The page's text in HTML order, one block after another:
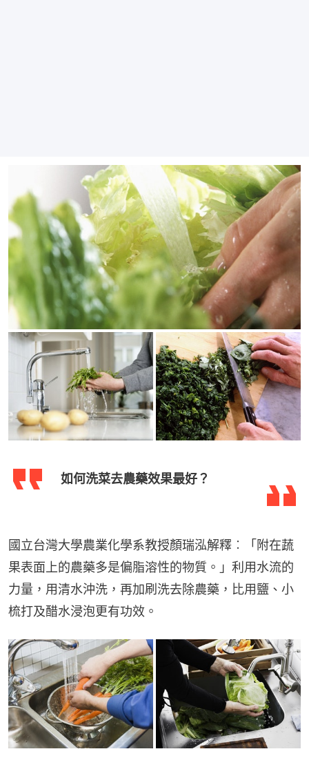
如何洗菜去農藥效果最好？
國立台灣大學農業化學系教授顏瑞泓解釋︰「附在蔬
果表面上的農藥多是偏脂溶性的物質。」利用水流的
力量，用清水沖洗，再加刷洗去除農藥，比用鹽、小
梳打及醋水浸泡更有功效。